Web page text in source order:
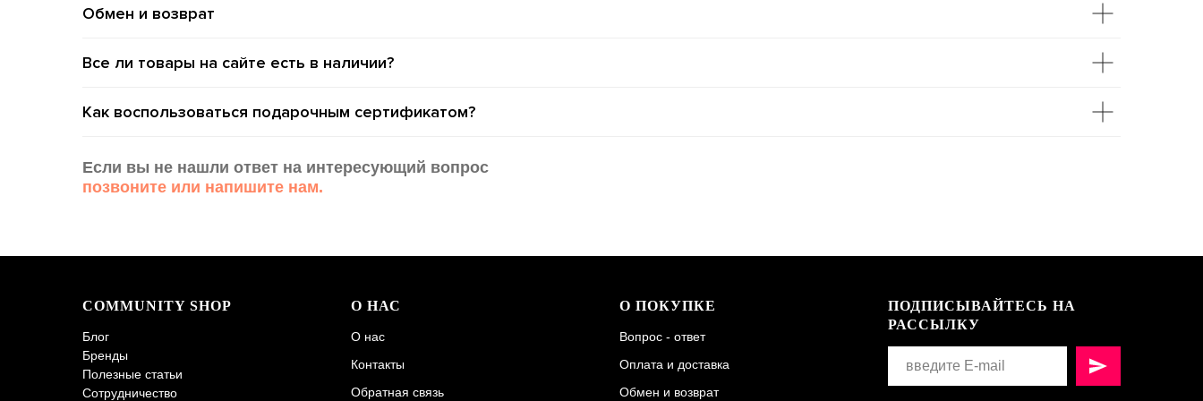
Обмен и возврат
Все ли товары на сайте есть в наличии?
Как воспользоваться подарочным сертификатом?
Если вы не нашли ответ на интересующий вопрос
позвоните или напишите нам.
COMMUNITY SHOP
Блог
Бренды
Полезные статьи
Сотрудничество
О НАС
О нас
Контакты
Обратная связь
О ПОКУПКЕ
Вопрос - ответ
Оплата и доставка
Обмен и возврат
ПОДПИСЫВАЙТЕСЬ НА
РАССЫЛКУ